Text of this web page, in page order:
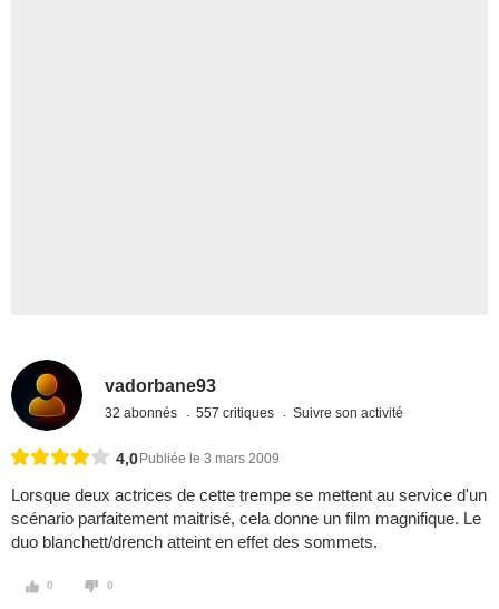
vadorbane93
32 abonnés 557 critiques Suivre son activité
4,0 Publiée le 3 mars 2009
Lorsque deux actrices de cette trempe se mettent au service d'un
scénario parfaitement maitrisé, cela donne un film magnifique. Le
duo blanchett/drench atteint en effet des sommets.
0 0